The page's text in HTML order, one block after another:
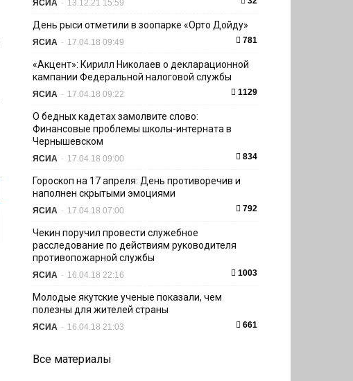
ЯСИА - 13.12.21 15:59
День рыси отметили в зоопарке «Орто Дойду»
ЯСИА - 17.04.18 09:49 781
«Акцент»: Кирилл Николаев о декларационной
кампании Федеральной налоговой службы
ЯСИА - 17.04.18 09:22 1129
О бедных кадетах замолвите слово:
Финансовые проблемы школы-интерната в
Чернышевском
ЯСИА - 17.04.18 09:00 834
Гороскоп на 17 апреля: День противоречив и
наполнен скрытыми эмоциями
ЯСИА - 17.04.18 07:00 792
Чекин поручил провести служебное
расследование по действиям руководителя
противопожарной службы
ЯСИА - 16.04.18 22:16 1003
Молодые якутские ученые показали, чем
полезны для жителей страны
ЯСИА - 16.04.18 21:03 661
Все материалы